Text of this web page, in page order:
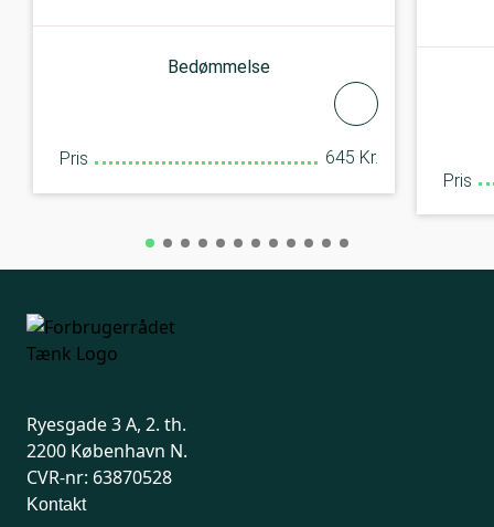
Bedømmelse
Pris 645 Kr.
Pris
Ryesgade 3 A, 2. th.
2200 København N.
CVR-nr: 63870528
Kontakt